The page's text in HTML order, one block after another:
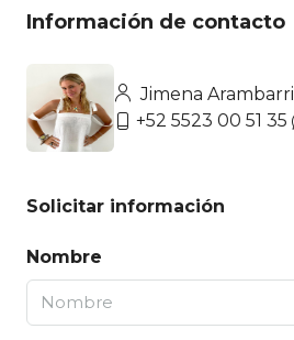
Información de contacto
Jimena Arambarri
+52 5523 00 51 35
Solicitar información
Nombre